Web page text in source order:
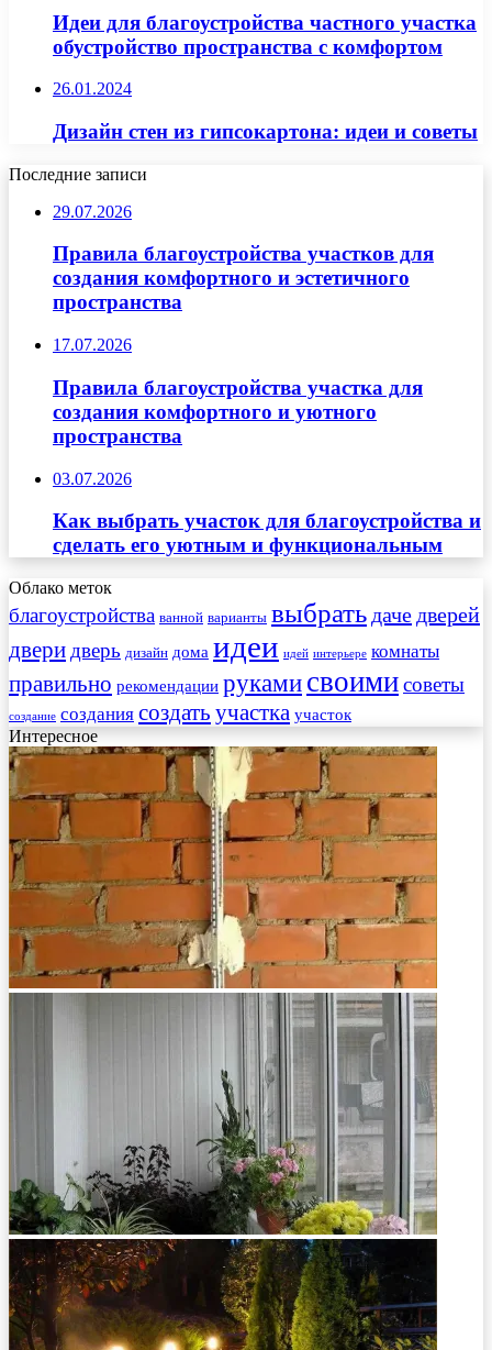
Идеи для благоустройства частного участка
обустройство пространства с комфортом
26.01.2024
Дизайн стен из гипсокартона: идеи и советы
Последние записи
29.07.2026
Правила благоустройства участков для
создания комфортного и эстетичного
пространства
17.07.2026
Правила благоустройства участка для
создания комфортного и уютного
пространства
03.07.2026
Как выбрать участок для благоустройства и
сделать его уютным и функциональным
Облако меток
благоустройства ванной варианты выбрать даче дверей
двери дверь дизайн дома идеи идей интерьере комнаты
правильно рекомендации руками своимисоветы
создание создания создать участка участок
Интересное